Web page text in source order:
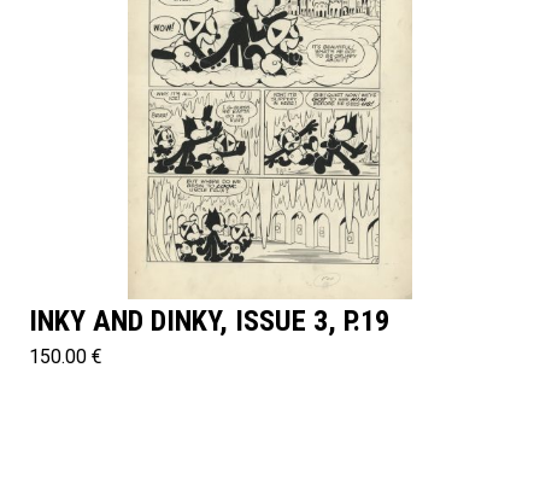
INKY AND DINKY, ISSUE 3, P.19
150.00 €